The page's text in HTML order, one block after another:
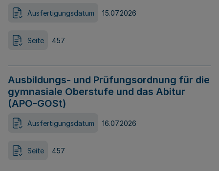
Ausfertigungsdatum 15.07.2026
Seite 457
Ausbildungs- und Prüfungsordnung für die
gymnasiale Oberstufe und das Abitur
(APO-GOSt)
Ausfertigungsdatum 16.07.2026
Seite 457